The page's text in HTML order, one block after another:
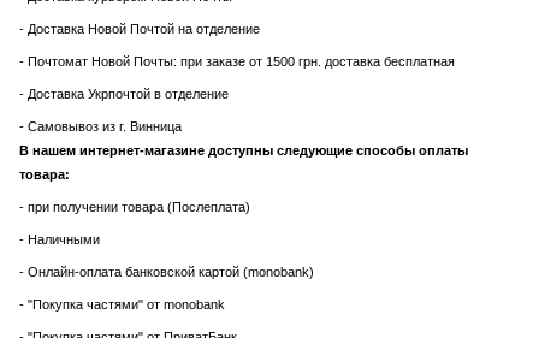
- Доставка Новой Почтой на отделение
- Почтомат Новой Почты: при заказе от 1500 грн. доставка бесплатная
- Доставка Укрпочтой в отделение
- Самовывоз из г. Винница
В нашем интернет-магазине доступны следующие способы оплаты
товара:
- при получении товара (Послеплата)
- Наличными
- Онлайн-оплата банковской картой (monobank)
- "Покупка частями" от monobank